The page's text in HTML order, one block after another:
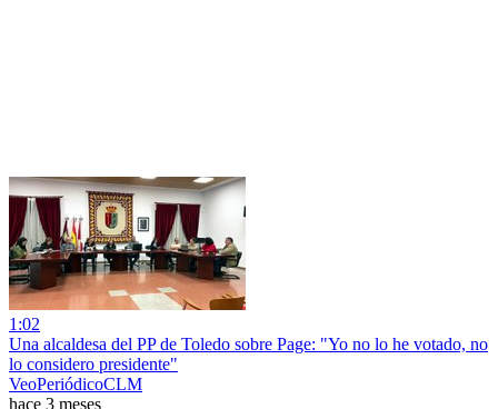
1:02
Una alcaldesa del PP de Toledo sobre Page: "Yo no lo he votado, no
lo considero presidente"
VeoPeriódicoCLM
hace 3 meses